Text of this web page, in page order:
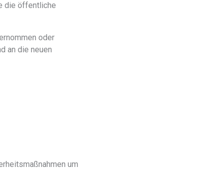
die öffentliche
oder
an die neuen
um